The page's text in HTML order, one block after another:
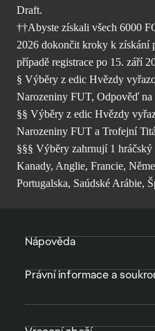
Draft.
††Abyste získali všech 6000
2026 dokončit kroky k získání
případě registrace po 15. září
§ Výběry z edic Hvězdy
Narozeniny FUT, Odpověď
§§ Výběry z edic Hvězdy
Narozeniny FUT a Trofejní
§§§ Výběry zahrnují 1
Kanady, Anglie, Francie,
Portugalska, Saúdské Arábie,
Nápověda
Právní informace a